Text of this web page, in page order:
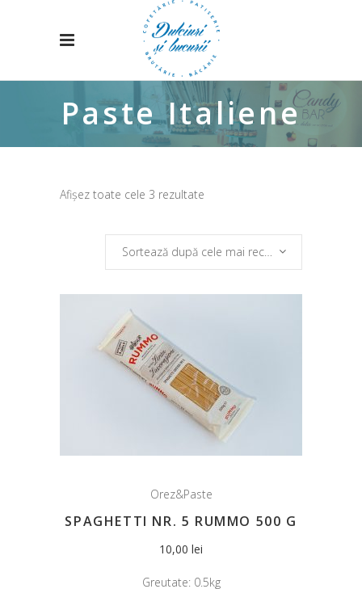
Paste Italiene
Afișez toate cele 3 rezultate
cele
Orez&Paste
SPAGHETTI NR. 5 RUMMO 500 G
10,00 lei
Greutate: 0.5kg